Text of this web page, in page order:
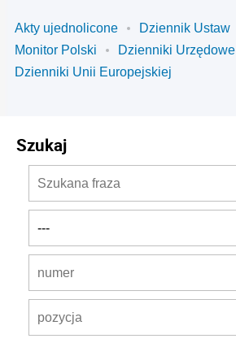
Akty ujednolicone
Dziennik Ustaw
Monitor Polski
Dzienniki Urzędowe
Dzienniki Unii Europejskiej
Szukaj